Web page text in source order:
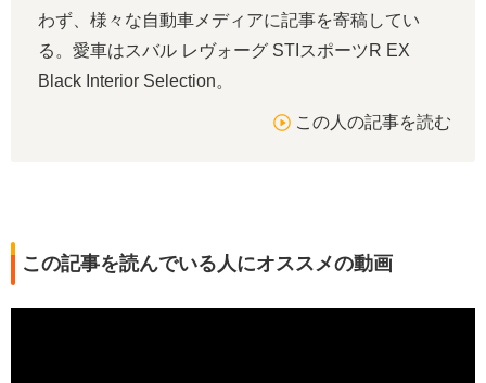
わず、様々な自動車メディアに記事を寄稿してい
る。愛車はスバル レヴォーグ STIスポーツR EX
Black Interior Selection。
この人の記事を読む
この記事を読んでいる人にオススメの動画